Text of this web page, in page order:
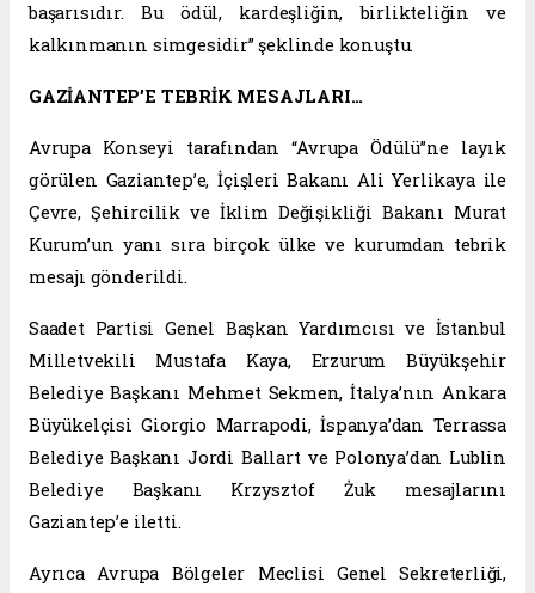
başarısıdır. Bu ödül, kardeşliğin, birlikteliğin ve
kalkınmanın simgesidir” şeklinde konuştu.
GAZİANTEP’E TEBRİK MESAJLARI…
Avrupa Konseyi tarafından “Avrupa Ödülü”ne layık
görülen Gaziantep’e, İçişleri Bakanı Ali Yerlikaya ile
Çevre, Şehircilik ve İklim Değişikliği Bakanı Murat
Kurum’un yanı sıra birçok ülke ve kurumdan tebrik
mesajı gönderildi.
Saadet Partisi Genel Başkan Yardımcısı ve İstanbul
Milletvekili Mustafa Kaya, Erzurum Büyükşehir
Belediye Başkanı Mehmet Sekmen, İtalya’nın Ankara
Büyükelçisi Giorgio Marrapodi, İspanya’dan Terrassa
Belediye Başkanı Jordi Ballart ve Polonya’dan Lublin
Belediye Başkanı Krzysztof Żuk mesajlarını
Gaziantep’e iletti.
Ayrıca Avrupa Bölgeler Meclisi Genel Sekreterliği,